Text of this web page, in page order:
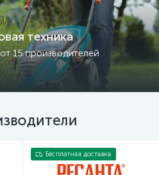
техника
15 производителей
Бесплатная доставка